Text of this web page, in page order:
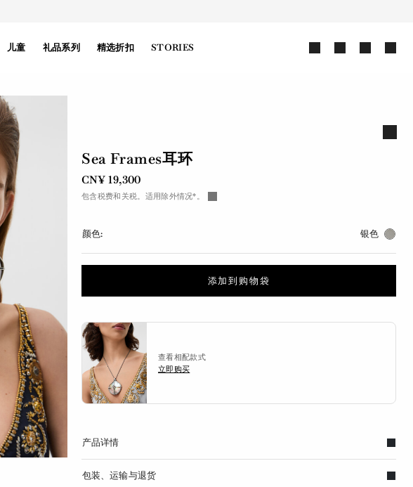
儿童 礼品系列 精选折扣 STORIES
Sea Frames耳环
CN¥ 19,300
包含税费和关税。适用除外情况*。
颜色: 银色
添加到购物袋
查看相配款式
立即购买
产品详情
包装、运输与退货